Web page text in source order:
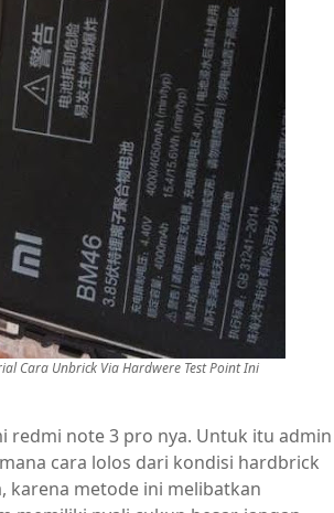
Cara Unbrick Via Hardwere Test Point Ini
redmi note 3 pro nya. Untuk itu admin
cara lolos dari kondisi hardbrick
karena metode ini melibatkan